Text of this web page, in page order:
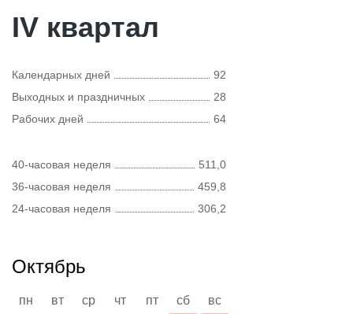
IV квартал
Календарных дней
92
Выходных и праздничных
28
Рабочих дней
64
40-часовая неделя
511,0
36-часовая неделя
459,8
24-часовая неделя
306,2
Октябрь
пн вт ср чт пт сб
вс